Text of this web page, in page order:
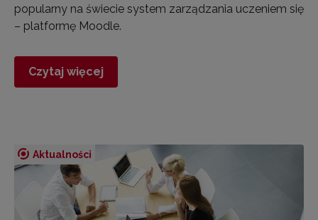
popularny na świecie system zarządzania uczeniem się
– platformę Moodle.
Czytaj więcej
Aktualności